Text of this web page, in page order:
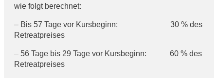
wie folgt berechnet:
– Bis 57 Tage vor Kursbeginn: 30 % des
Retreatpreises
– 56 Tage bis 29 Tage vor Kursbeginn: 60 % des
Retreatpreises